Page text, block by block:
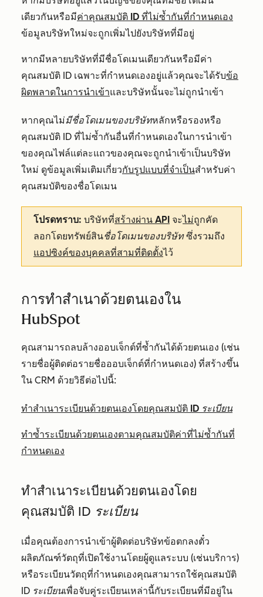
เดียวกันหรือมีค่าคุณสมบัติ ID ที่ไม่ซ้ำกันที่กำหนดเอง
ข้อมูลบริษัทใหม่จะถูกเพิ่มไปยังบริษัทที่มีอยู่
หากมีหลายบริษัทที่มีชื่อโดเมนเดียวกันหรือมีค่า
คุณสมบัติ ID เฉพาะที่กำหนดเองอยู่แล้วคุณจะได้รับข้อ
ผิดพลาดในการนำเข้าและบริษัทนั้นจะไม่ถูกนำเข้า
หากคุณไม่มีชื่อโดเมนของบริษัทหลักหรือรองหรือ
คุณสมบัติ ID ที่ไม่ซ้ำกันอื่นที่กำหนดเองในการนำเข้า
ของคุณไฟล์แต่ละแถวของคุณจะถูกนำเข้าเป็นบริษัท
ใหม่ ดูข้อมูลเพิ่มเติมเกี่ยวกับรูปแบบที่จำเป็นสำหรับค่า
คุณสมบัติของชื่อโดเมน
โปรดทราบ: บริษัทที่สร้างผ่าน API จะไม่ถูกคัด
ลอกโดยทรัพย์สินชื่อโดเมนของบริษัทซึ่งรวมถึง
แอปซิงค์ของบุคคลที่สามที่ติดตั้งไว้
การทำสำเนาด้วยตนเองใน
HubSpot
คุณสามารถลบล้างออบเจ็กต์ที่ซ้ำกันได้ด้วยตนเอง (เช่น
รายชื่อผู้ติดต่อรายชื่อออบเจ็กต์ที่กำหนดเอง) ที่สร้างขึ้น
ใน CRM ด้วยวิธีต่อไปนี้:
ทำสำเนาระเบียนด้วยตนเองโดยคุณสมบัติ ID ระเบียน
ทำซ้ำระเบียนด้วยตนเองตามคุณสมบัติค่าที่ไม่ซ้ำกันที่
กำหนดเอง
ทำสำเนาระเบียนด้วยตนเองโดย
คุณสมบัติ ID ระเบียน
เมื่อคุณต้องการนำเข้าผู้ติดต่อบริษัทข้อตกลงตั๋ว
ผลิตภัณฑ์วัตถุที่เปิดใช้งานโดยผู้ดูแลระบบ (เช่นบริการ)
หรือระเบียนวัตถุที่กำหนดเองคุณสามารถใช้คุณสมบัติ
ID ระเบียนเพื่อจับคู่ระเบียนเหล่านี้กับระเบียนที่มีอยู่ใน